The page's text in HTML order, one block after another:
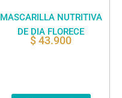
MASCARILLA NUTRITIVA
DE DIA FLORECE
$43.900